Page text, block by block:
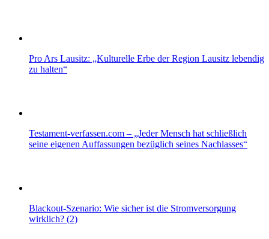
Pro Ars Lausitz: „Kulturelle Erbe der Region Lausitz lebendig
zu halten“
Testament-verfassen.com – „Jeder Mensch hat schließlich
seine eigenen Auffassungen bezüglich seines Nachlasses“
Blackout-Szenario: Wie sicher ist die Stromversorgung
wirklich? (2)